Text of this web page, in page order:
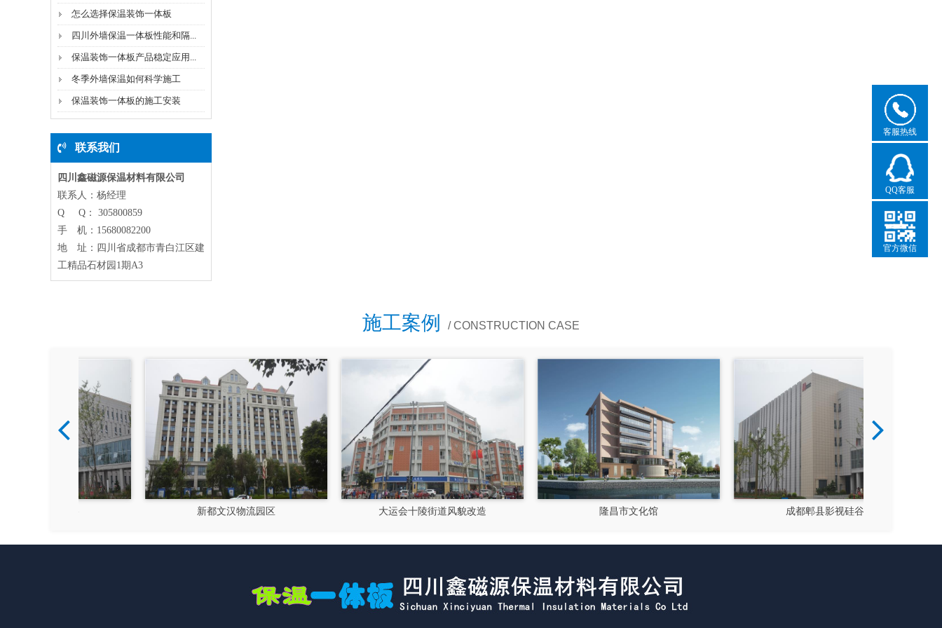
怎么选择保温装饰一体板
四川外墙保温一体板性能和隔...
保温装饰一体板产品稳定应用...
冬季外墙保温如何科学施工
保温装饰一体板的施工安装
联系我们
四川鑫磁源保温材料有限公司
联系人：杨经理
Q Q： 305800859
手 机：15680082200
地 址：四川省成都市青白江区建
工精品石材园1期A3
施工案例 / CONSTRUCTION CASE
新都文汉物流园区 大运会十陵街道风貌改造 成都郫县影视硅谷
客服热线
QQ客服
官方微信